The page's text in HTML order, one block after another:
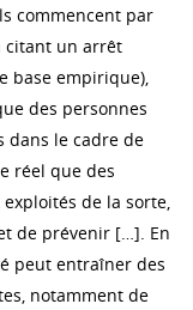
commencent par
citant un arrêt
base empirique),
des personnes
dans le cadre de
réel que des
de la sorte,
de prévenir […]. En
peut entraîner des
notamment de